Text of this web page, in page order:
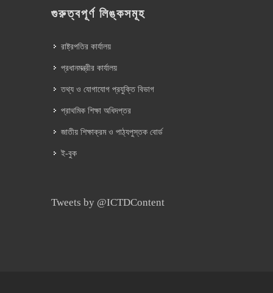
গুরুত্বপূর্ণ লিঙ্কসমূহ
রাষ্ট্রপতির কার্যালয়
প্রধানমন্ত্রীর কার্যালয়
তথ্য ও যোগাযোগ প্রযুক্তি বিভাগ
প্রাথমিক শিক্ষা অধিদপ্তর
জাতীয় শিক্ষাক্রম ও পাঠ্যপুস্তক বোর্ড
ই-বুক
Tweets by @ICTDContent